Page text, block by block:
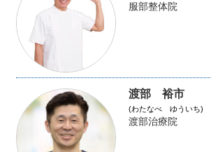
服部整体院
渡部 裕市
(わたなべ ゆういち)
渡部治療院